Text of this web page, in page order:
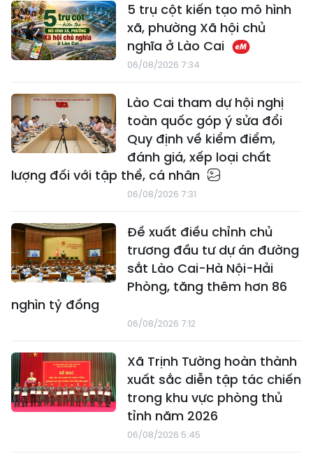
5 trụ cột kiến tạo mô hình
xã, phường Xã hội chủ
nghĩa ở Lào Cai
06/08/2026 7:34
Lào Cai tham dự hội nghị
toàn quốc góp ý sửa đổi
Quy định về kiểm điểm,
đánh giá, xếp loại chất
lượng đối với tập thể, cá nhân
06/08/2026 7:31
Đề xuất điều chỉnh chủ
trương đầu tư dự án đường
sắt Lào Cai-Hà Nội-Hải
Phòng, tăng thêm hơn 86
nghìn tỷ đồng
06/08/2026 7:12
Xã Trịnh Tường hoàn thành
xuất sắc diễn tập tác chiến
trong khu vực phòng thủ
tỉnh năm 2026
06/08/2026 5:45